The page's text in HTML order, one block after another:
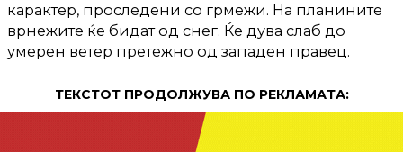
карактер, проследени со грмежи. На планините
врнежите ќе бидат од снег. Ќе дува слаб до
умерен ветер претежно од западен правец.
ТЕКСТОТ ПРОДОЛЖУВА ПО РЕКЛАМАТА: